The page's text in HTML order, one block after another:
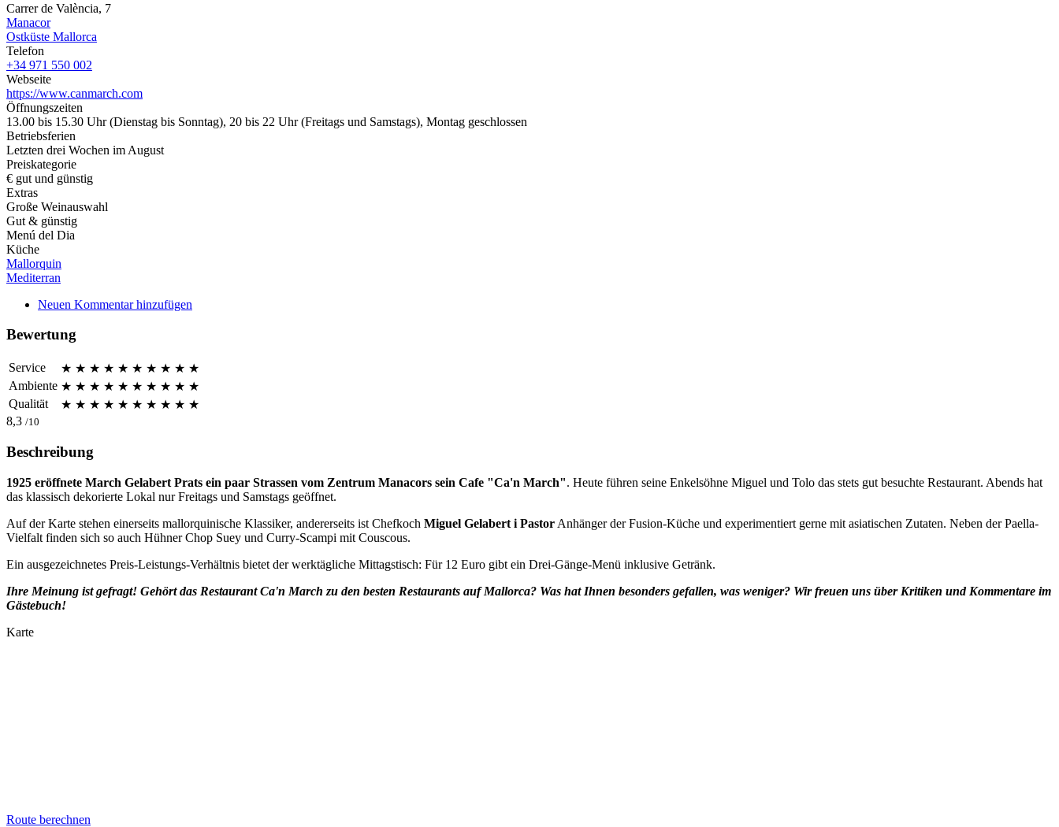
Carrer de València, 7
Manacor
Ostküste Mallorca
Telefon
+34 971 550 002
Webseite
https://www.canmarch.com
Öffnungszeiten
13.00 bis 15.30 Uhr (Dienstag bis Sonntag), 20 bis 22 Uhr (Freitags und Samstags), Montag geschlossen
Betriebsferien
Letzten drei Wochen im August
Preiskategorie
€ gut und günstig
Extras
Große Weinauswahl
Gut & günstig
Menú del Dia
Küche
Mallorquin
Mediterran
Neuen Kommentar hinzufügen
Bewertung
Service ★ ★ ★ ★ ★ ★ ★ ★ ★ ★
Ambiente ★ ★ ★ ★ ★ ★ ★ ★ ★ ★
Qualität
★ ★ ★ ★ ★ ★ ★ ★ ★ ★
8,3 /10
Beschreibung
1925 eröffnete March Gelabert Prats ein paar Strassen vom Zentrum Manacors sein Cafe "Ca'n March". Heute führen seine Enkelsöhne Miguel und Tolo das stets gut besuchte Restaurant. Abends hat
das klassisch dekorierte Lokal nur Freitags und Samstags geöffnet.
Auf der Karte stehen einerseits mallorquinische Klassiker, andererseits ist Chefkoch Miguel Gelabert i Pastor Anhänger der Fusion-Küche und experimentiert gerne mit asiatischen Zutaten. Neben der Paella-
Vielfalt finden sich so auch Hühner Chop Suey und Curry-Scampi mit Couscous.
Ein ausgezeichnetes Preis-Leistungs-Verhältnis bietet der werktägliche Mittagstisch: Für 12 Euro gibt ein Drei-Gänge-Menü inklusive Getränk.
Ihre Meinung ist gefragt! Gehört das Restaurant Ca'n March zu den besten Restaurants auf Mallorca? Was hat Ihnen besonders gefallen, was weniger? Wir freuen uns über Kritiken und Kommentare im
Gästebuch!
Karte
Route berechnen